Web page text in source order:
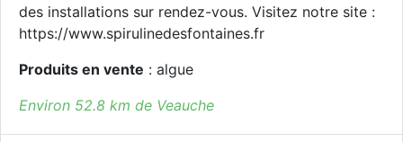
des installations sur rendez-vous. Visitez notre site :
https://www.spirulinedesfontaines.fr
Produits en vente : algue
Environ 52.8 km de Veauche